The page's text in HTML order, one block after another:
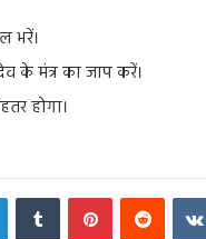
भरें।
के मंत्र का जाप करें।
होगा।
LinkedInTumblr PinterestReddit